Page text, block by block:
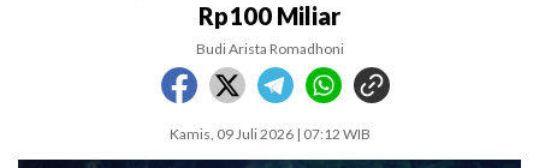
Rp100 Miliar
Budi Arista Romadhoni
Kamis, 09 Juli 2026 | 07:12 WIB